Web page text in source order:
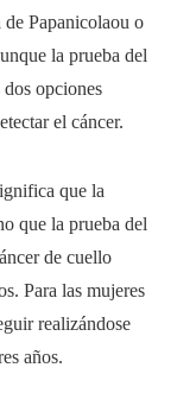
Papanicolaou o
la prueba del
opciones
el cáncer.
que la
que la prueba del
de cuello
Para las mujeres
realizándose
años.